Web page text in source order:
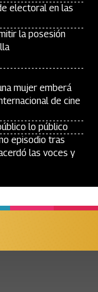
electoral en las
la posesión
mujer emberá
de cine
lo público
episodio tras
las voces y